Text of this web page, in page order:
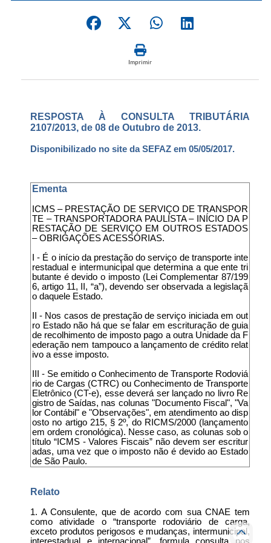
Imprimir
RESPOSTA À CONSULTA TRIBUTÁRIA
2107/2013, de 08 de Outubro de 2013.
Disponibilizado no site da SEFAZ em 05/05/2017.
Ementa
ICMS – PRESTAÇÃO DE SERVIÇO DE TRANSPOR
TE – TRANSPORTADORA PAULISTA – INÍCIO DA P
RESTAÇÃO DE SERVIÇO EM OUTROS ESTADOS
– OBRIGAÇÕES ACESSÓRIAS.
I - É o início da prestação do serviço de transporte inte
restadual e intermunicipal que determina a que ente tri
butante é devido o imposto (Lei Complementar 87/199
6, artigo 11, II, “a”), devendo ser observada a legislaçã
o daquele Estado.
II - Nos casos de prestação de serviço iniciada em out
ro Estado não há que se falar em escrituração de guia
de recolhimento de imposto pago a outra Unidade da F
ederação nem tampouco a lançamento de crédito relat
ivo a esse imposto.
III - Se emitido o Conhecimento de Transporte Rodoviá
rio de Cargas (CTRC) ou Conhecimento de Transporte
Eletrônico (CT-e), esse deverá ser lançado no livro Re
gistro de Saídas, nas colunas "Documento Fiscal", "Va
lor Contábil" e "Observações", em atendimento ao disp
osto no artigo 215, § 2º, do RICMS/2000 (lançamento
em ordem cronológica). Nesse caso, as colunas sob o
título “ICMS - Valores Fiscais” não devem ser escritur
adas, uma vez que o imposto não é devido ao Estado
de São Paulo.
Relato
1. A Consulente, que de acordo com sua CNAE tem
como atividade o “transporte rodoviário de carga,
exceto produtos perigosos e mudanças, intermunicipal,